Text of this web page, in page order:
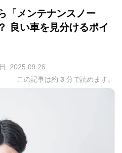
「メンテナンスノー
良い車を見分けるポイ
: 2025.09.26
この記事は約 3 分で読めます。